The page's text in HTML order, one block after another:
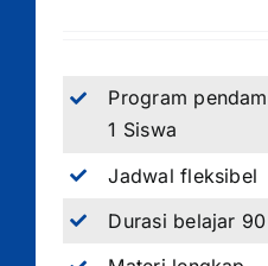
Program
1 Siswa
Jadwal fleksibel
Durasi belajar